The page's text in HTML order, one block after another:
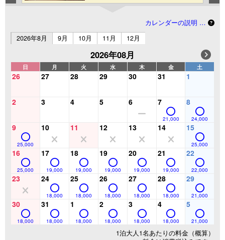
カレンダーの説明 …
2026年8月
9月 10月 11月 12月
2026年08月
日 月 火 水 木 金 土
26 27 28 29 30 31 1
2 3 4 5 6 7
21,000
8
24,000
9
25,000
10 11 12 13 14 15
25,000
16
25,000
17
19,000
18
19,000
19
19,000
20
19,000
21
19,000
22
22,000
23 24
18,000
25
18,000
26
18,000
27
18,000
28
18,000
29
21,000
30
18,000
31
18,000
1
18,000
2
18,000
3
18,000
4
18,000
5
21,000
1泊大人1名あたりの料金（概算）